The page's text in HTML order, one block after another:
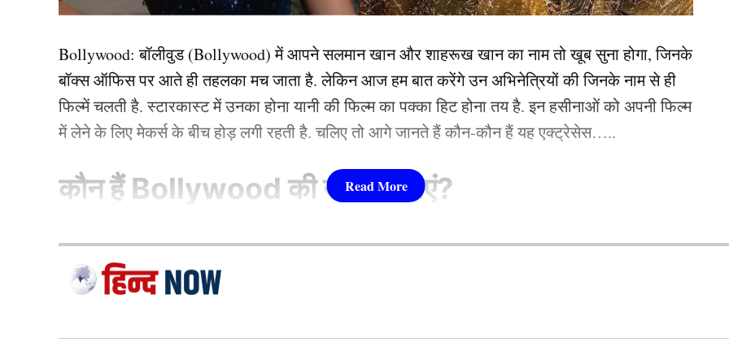
विकेट
सिस्टर फ्रेंचाइजी से भी मुनाफा
Bollywood:बॉलीवुड (Bollywood)में आपने सलमान खान और शाहरूख खान का नाम तो खूब सुना होगा, जिनके
बॉक्स ऑफिस पर आते ही तहलका मच जाता है. लेकिन आज हम बात करेंगे उन अभिनेत्रियों की जिनके नाम से ही
फिल्में चलती है. स्टारकास्ट में उनका होना यानी की फिल्म का पक्का हिट होना तय है. इन हसीनाओं को अपनी फिल्म
में लेने के लिए मेकर्स के बीच होड़ लगी रहती है. चलिए तो आगे जानते हैं कौन-कौन हैं यह एक्ट्रेसेस…..
कौन हैंBollywood की यह हसीनाएं?
1.दीपिका पादुकोण ( Deepika Padukone)